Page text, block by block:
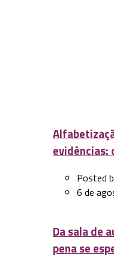
evidências:
Posted
6 de
Da sala de
pena se